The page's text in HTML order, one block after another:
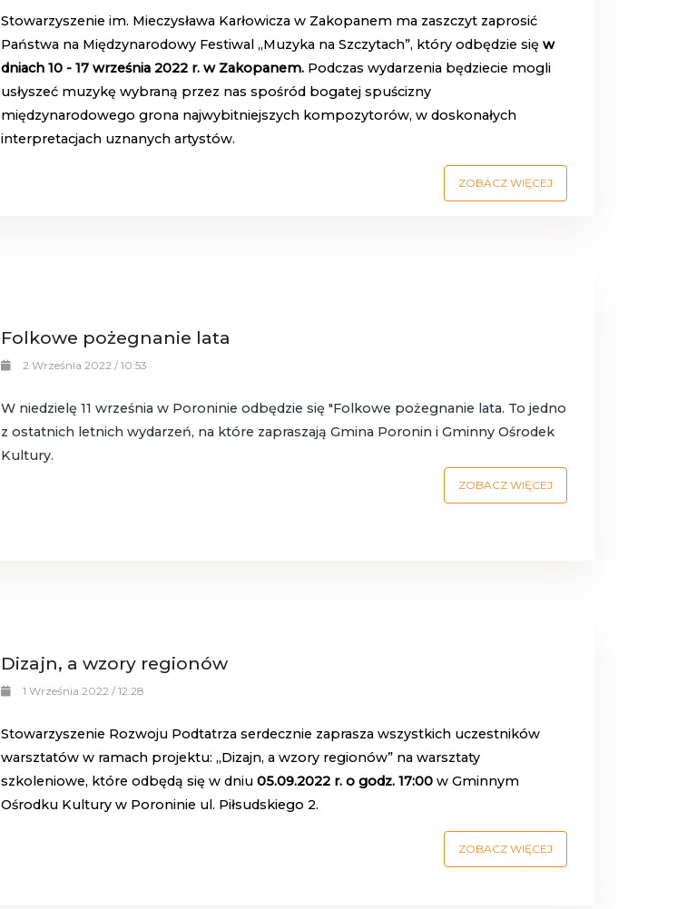
Stowarzyszenie im. Mieczysława Karłowicza w Zakopanem ma zaszczyt zaprosić
Państwa na Międzynarodowy Festiwal „Muzyka na Szczytach”, który odbędzie się w
dniach 10 - 17 września 2022 r. w Zakopanem. Podczas wydarzenia będziecie mogli
usłyszeć muzykę wybraną przez nas spośród bogatej spuścizny
międzynarodowego grona najwybitniejszych kompozytorów, w doskonałych
interpretacjach uznanych artystów.
ZOBACZ WIĘCEJ
Folkowe pożegnanie lata
2 Września 2022 / 10:53
W niedzielę 11 września w Poroninie odbędzie się "Folkowe pożegnanie lata. To jedno
z ostatnich letnich wydarzeń, na które zapraszają Gmina Poronin i Gminny Ośrodek
Kultury.
ZOBACZ WIĘCEJ
Dizajn, a wzory regionów
1 Września 2022 / 12:28
Stowarzyszenie Rozwoju Podtatrza serdecznie zaprasza wszystkich uczestników
warsztatów w ramach projektu: „Dizajn, a wzory regionów” na warsztaty
szkoleniowe, które odbędą się w dniu 05.09.2022 r. o godz. 17:00 w Gminnym
Ośrodku Kultury w Poroninie ul. Piłsudskiego 2.
ZOBACZ WIĘCEJ